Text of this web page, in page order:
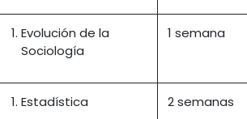
Evolución de la
Sociología
1 semana
Estadística 2 semanas